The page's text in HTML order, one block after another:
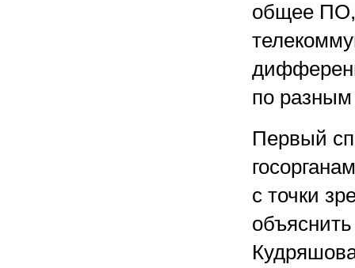
общее ПО,
по
Первый
с точки